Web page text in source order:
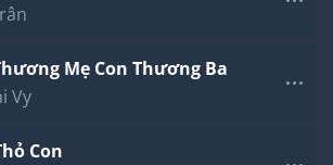
Mẹ Con Thương Ba
Vy
Con